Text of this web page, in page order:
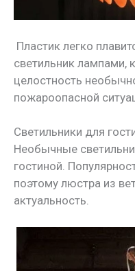
Пластик легко
светильник лампами,
целостность
пожароопасной
Светильники для
Необычные
гостиной.
поэтому люстра из
актуальность.